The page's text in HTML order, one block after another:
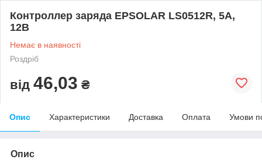
Контроллер заряда EPSOLAR LS0512R, 5A,
12В
Немає в наявності
Роздріб
від 46,03 ₴
Опис Характеристики Доставка Оплата Умови
Опис